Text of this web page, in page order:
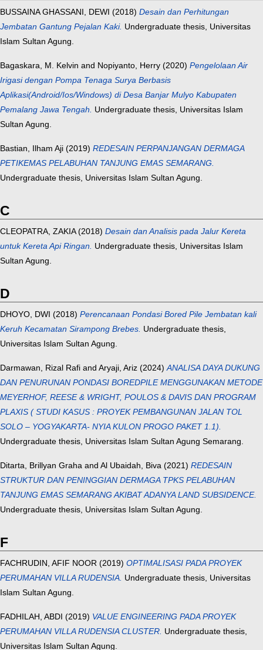
BUSSAINA GHASSANI, DEWI (2018) Desain dan Perhitungan
Jembatan Gantung Pejalan Kaki. Undergraduate thesis, Universitas
Islam Sultan Agung.
Bagaskara, M. Kelvin and Nopiyanto, Herry (2020) Pengelolaan Air
Irigasi dengan Pompa Tenaga Surya Berbasis
Aplikasi(Android/Ios/Windows) di Desa Banjar Mulyo Kabupaten
Pemalang Jawa Tengah. Undergraduate thesis, Universitas Islam
Sultan Agung.
Bastian, Ilham Aji (2019) REDESAIN PERPANJANGAN DERMAGA
PETIKEMAS PELABUHAN TANJUNG EMAS SEMARANG.
Undergraduate thesis, Universitas Islam Sultan Agung.
C
CLEOPATRA, ZAKIA(2018) Desain dan Analisis pada Jalur Kereta
untuk Kereta Api Ringan. Undergraduate thesis, Universitas Islam
Sultan Agung.
D
DHOYO, DWI (2018) Perencanaan Pondasi Bored Pile Jembatan kali
Keruh Kecamatan Sirampong Brebes. Undergraduate thesis,
Universitas Islam Sultan Agung.
Darmawan, Rizal Rafi and Aryaji, Ariz (2024)ANALISA DAYA DUKUNG
DAN PENURUNAN PONDASI BOREDPILE MENGGUNAKAN METODE
MEYERHOF, REESE & WRIGHT, POULOS & DAVIS DAN PROGRAM
PLAXIS ( STUDI KASUS : PROYEK PEMBANGUNAN JALAN TOL
SOLO – YOGYAKARTA- NYIA KULON PROGO PAKET 1.1).
Undergraduate thesis, Universitas Islam Sultan Agung Semarang.
Ditarta, Brillyan Graha and Al Ubaidah, Biva (2021) REDESAIN
STRUKTUR DAN PENINGGIAN DERMAGA TPKS PELABUHAN
TANJUNG EMAS SEMARANG AKIBAT ADANYA LAND SUBSIDENCE.
Undergraduate thesis, Universitas Islam Sultan Agung.
F
FACHRUDIN, AFIF NOOR (2019) OPTIMALISASI PADA PROYEK
PERUMAHAN VILLA RUDENSIA. Undergraduate thesis, Universitas
Islam Sultan Agung.
FADHILAH, ABDI (2019) VALUE ENGINEERING PADA PROYEK
PERUMAHAN VILLA RUDENSIA CLUSTER. Undergraduate thesis,
Universitas Islam Sultan Agung.